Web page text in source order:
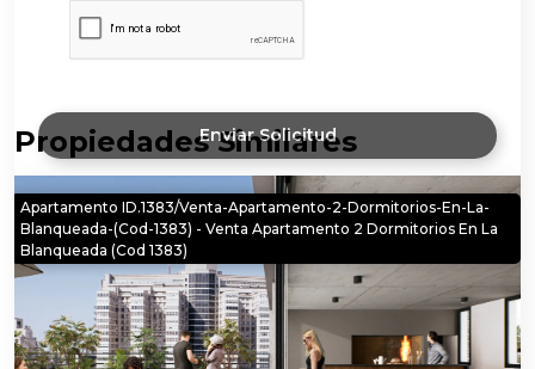
Enviar Solicitud
Propiedades Similares
Apartamento ID.1383/Venta-Apartamento-2-Dormitorios-En-La-
Blanqueada-(cod-1383) - Venta Apartamento 2 Dormitorios En La
Blanqueada (cod 1383)